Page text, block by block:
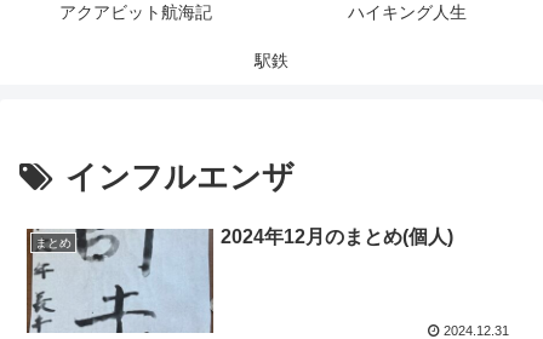
アクアビット航海記 ハイキング人生
駅鉄
インフルエンザ
まとめ 2024年12月のまとめ(個人)
2024.12.31